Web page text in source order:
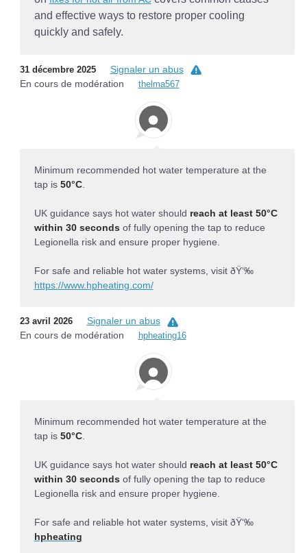
and effective ways to restore proper cooling
quickly and safely.
31 décembre 2025
Signaler un abus
En cours de modération
thelma567
Minimum recommended hot water temperature at the
tap is 50°C.
UK guidance says hot water should reach at least 50°C
within 30 seconds of fully opening the tap to reduce
Legionella risk and ensure proper hygiene.
For safe and reliable hot water systems, visit ðŸ‘‰
https://www.hpheating.com/
23 avril 2026
Signaler un abus
En cours de modération
hpheating16
Minimum recommended hot water temperature at the
tap is 50°C.
UK guidance says hot water should reach at least 50°C
within 30 seconds of fully opening the tap to reduce
Legionella risk and ensure proper hygiene.
For safe and reliable hot water systems, visit ðŸ‘‰
hpheating